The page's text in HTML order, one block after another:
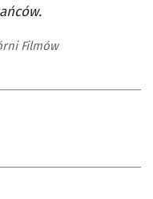
Filmów